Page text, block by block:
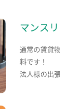
マンス
通常の賃貸
料です！
法人様の出